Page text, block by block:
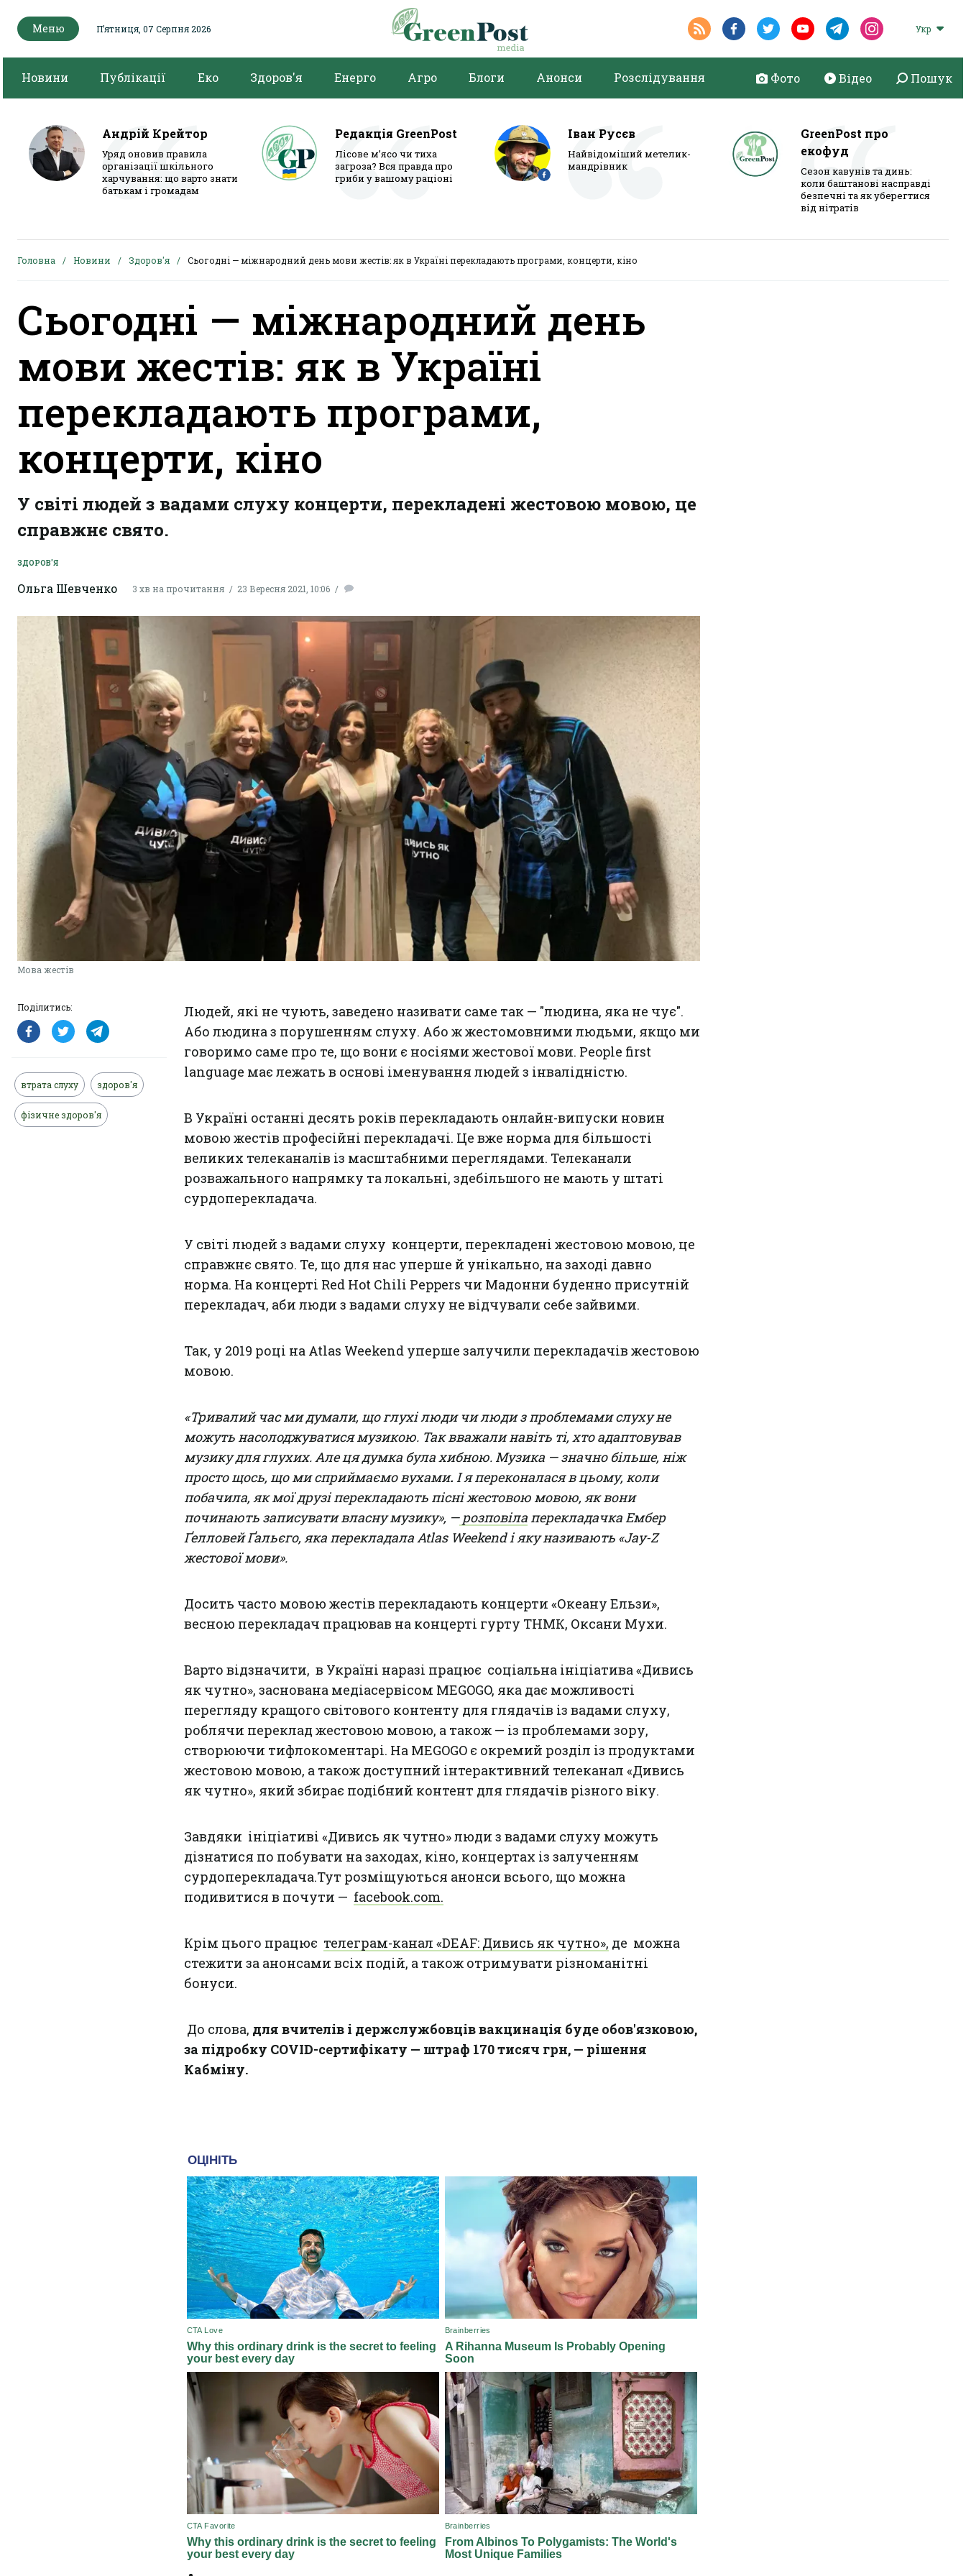
Меню Пʼятниця, 07 Серпня 2026 Укр
Новини Публікації Еко Здоров'я Енерго Агро Блоги Анонси Розслідування Фото Відео Пошук
Андрій Крейтор
Уряд оновив правила
організації шкільного
харчування: що варто знати
батькам і громадам
Редакція GreenPost
Лісове м’ясо чи тиха
загроза? Вся правда про
гриби у вашому раціоні
Іван Русєв
Найвідоміший метелик-
мандрівник
GreenPost про
екофуд
Сезон кавунів та динь:
коли баштанові насправді
безпечні та як уберегтися
від нітратів
Головна Новини Здоров'я Сьогодні — міжнародний день мови жестів: як в Україні перекладають програми, концерти, кіно
Сьогодні — міжнародний день
мови жестів: як в Україні
перекладають програми,
концерти, кіно
У світі людей з вадами слуху концерти, перекладені жестовою мовою, це
справжнє свято.
ЗДОРОВ'Я
Ольга Шевченко 3 хв на прочитання 23 Вересня 2021, 10:06
Мова жестів
Поділитись:
втрата слуху здоров'я
фізичне здоров'я
Людей, які не чують, заведено називати саме так — "людина, яка не чує".
Або людина з порушенням слуху. Або ж жестомовними людьми, якщо ми
говоримо саме про те, що вони є носіями жестової мови. People first
language має лежать в основі іменування людей з інвалідністю.
В Україні останні десять років перекладають онлайн-випуски новин
мовою жестів професійні перекладачі. Це вже норма для більшості
великих телеканалів із масштабними переглядами. Телеканали
розважального напрямку та локальні, здебільшого не мають у штаті
сурдоперекладача.
У світі людей з вадами слуху концерти, перекладені жестовою мовою, це
справжнє свято. Те, що для нас уперше й унікально, на заході давно
норма. На концерті Red Hot Chili Peppers чи Мадонни буденно присутній
перекладач, аби люди з вадами слуху не відчували себе зайвими.
Так, у 2019 році на Atlas Weekend уперше залучили перекладачів жестовою
мовою.
«Тривалий час ми думали, що глухі люди чи люди з проблемами слуху не
можуть насолоджуватися музикою. Так вважали навіть ті, хто адаптовував
музику для глухих. Але ця думка була хибною. Музика — значно більше, ніж
просто щось, що ми сприймаємо вухами. І я переконалася в цьому, коли
побачила, як мої друзі перекладають пісні жестовою мовою, як вони
починають записувати власну музику», —розповіла перекладачка Ембер
Ґелловей Ґальєго, яка перекладала Atlas Weekend і яку називають «Jay-Z
жестової мови».
Досить часто мовою жестів перекладають концерти «Океану Ельзи»,
весною перекладач працював на концерті гурту ТНМК, Оксани Мухи.
Варто відзначити, в Україні наразі працює соціальна ініціатива «Дивись
як чутно», заснована медіасервісом MEGOGO, яка дає можливості
перегляду кращого світового контенту для глядачів із вадами слуху,
роблячи переклад жестовою мовою, а також — із проблемами зору,
створюючи тифлокоментарі. На MEGOGO є окремий розділ із продуктами
жестовою мовою, а також доступний інтерактивний телеканал «Дивись
як чутно», який збирає подібний контент для глядачів різного віку.
Завдяки ініціативі «Дивись як чутно» люди з вадами слуху можуть
дізнатися по побувати на заходах, кіно, концертах із залученням
сурдоперекладача.Тут розміщуються анонси всього, що можна
подивитися в почути — facebook.com.
Крім цього працює телеграм-канал «DEAF: Дивись як чутно», де можна
стежити за анонсами всіх подій, а також отримувати різноманітні
бонуси.
До слова, для вчителів і держслужбовців вакцинація буде обов'язковою,
за підробку COVІD-сертифікату — штраф 170 тисяч грн, — рішення
Кабміну.